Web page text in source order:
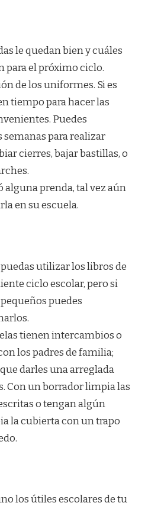
le quedan bien y cuáles
para el próximo ciclo.
de los uniformes. Si es
tiempo para hacer las
Puedes
semanas para realizar
cierres, bajar bastillas, o
alguna prenda, tal vez aún
en su escuela.
utilizar los libros de
ciclo escolar, pero si
puedes
tienen intercambios o
los padres de familia;
darles una arreglada
Con un borrador limpia las
o tengan algún
la cubierta con un trapo
los útiles escolares de tu